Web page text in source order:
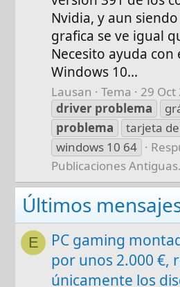
Nvidia, y aun
grafica se ve igual
Necesito ayuda con
Windows 10...
Lausan Tema
29 Oct
driver problema
problema
tarjeta
windows 10 64
Publicaciones
Últimos
E
PC gaming
por unos 2.000 €,
únicamente los